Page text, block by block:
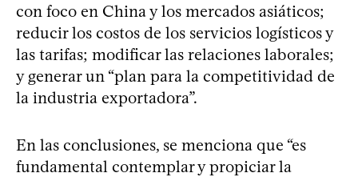
con foco en China y los mercados asiáticos;
reducir los costos de los servicios logísticos y
las tarifas; modificar las relaciones laborales;
y generar un “plan para la competitividad de
la industria exportadora”.
En las conclusiones, se menciona que “es
fundamental contemplar y propiciar la